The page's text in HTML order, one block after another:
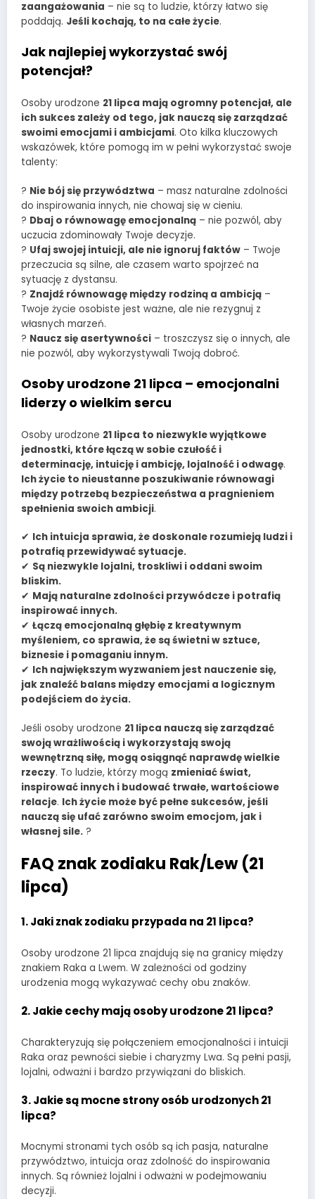
zaangażowania – nie są to ludzie, którzy łatwo się
poddają. Jeśli kochają, to na całe życie.
Jak najlepiej wykorzystać swój
potencjał?
Osoby urodzone 21 lipca mają ogromny potencjał, ale
ich sukces zależy od tego, jak nauczą się zarządzać
swoimi emocjami i ambicjami. Oto kilka kluczowych
wskazówek, które pomogą im w pełni wykorzystać swoje
talenty:
? Nie bój się przywództwa – masz naturalne zdolności
do inspirowania innych, nie chowaj się w cieniu.
? Dbaj o równowagę emocjonalną – nie pozwól, aby
uczucia zdominowały Twoje decyzje.
? Ufaj swojej intuicji, ale nie ignoruj faktów – Twoje
przeczucia są silne, ale czasem warto spojrzeć na
sytuację z dystansu.
? Znajdź równowagę między rodziną a ambicją –
Twoje życie osobiste jest ważne, ale nie rezygnuj z
własnych marzeń.
? Naucz się asertywności – troszczysz się o innych, ale
nie pozwól, aby wykorzystywali Twoją dobroć.
Osoby urodzone 21 lipca – emocjonalni
liderzy o wielkim sercu
Osoby urodzone 21 lipca to niezwykle wyjątkowe
jednostki, które łączą w sobie czułość i
determinację, intuicję i ambicję, lojalność i odwagę.
Ich życie to nieustanne poszukiwanie równowagi
między potrzebą bezpieczeństwa a pragnieniem
spełnienia swoich ambicji.
✔ Ich intuicja sprawia, że doskonale rozumieją ludzi i
potrafią przewidywać sytuacje.
✔ Są niezwykle lojalni, troskliwi i oddani swoim
bliskim.
✔ Mają naturalne zdolności przywódcze i potrafią
inspirować innych.
✔ Łączą emocjonalną głębię z kreatywnym
myśleniem, co sprawia, że są świetni w sztuce,
biznesie i pomaganiu innym.
✔ Ich największym wyzwaniem jest nauczenie się,
jak znaleźć balans między emocjami a logicznym
podejściem do życia.
Jeśli osoby urodzone 21 lipca nauczą się zarządzać
swoją wrażliwością i wykorzystają swoją
wewnętrzną siłę, mogą osiągnąć naprawdę wielkie
rzeczy. To ludzie, którzy mogą zmieniać świat,
inspirować innych i budować trwałe, wartościowe
relacje. Ich życie może być pełne sukcesów, jeśli
nauczą się ufać zarówno swoim emocjom, jak i
własnej sile. ?
FAQ znak zodiaku Rak/Lew (21
lipca)
1. Jaki znak zodiaku przypada na 21 lipca?
Osoby urodzone 21 lipca znajdują się na granicy między
znakiem Raka a Lwem. W zależności od godziny
urodzenia mogą wykazywać cechy obu znaków.
2. Jakie cechy mają osoby urodzone 21 lipca?
Charakteryzują się połączeniem emocjonalności i intuicji
Raka oraz pewności siebie i charyzmy Lwa. Są pełni pasji,
lojalni, odważni i bardzo przywiązani do bliskich.
3. Jakie są mocne strony osób urodzonych 21
lipca?
Mocnymi stronami tych osób są ich pasja, naturalne
przywództwo, intuicja oraz zdolność do inspirowania
innych. Są również lojalni i odważni w podejmowaniu
decyzji.